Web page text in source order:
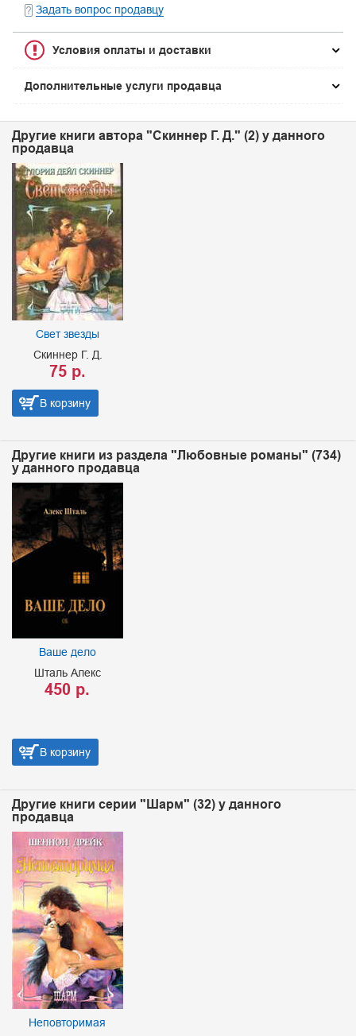
Задать вопрос продавцу
Условия оплаты и доставки
Дополнительные услуги продавца
Другие книги автора "Скиннер Г. Д." (2) у данного
продавца
Свет звезды
Скиннер Г. Д.
75 р.
В корзину
Другие книги из раздела "Любовные романы" (734)
у данного продавца
Ваше дело
Шталь Алекс
450 р.
В корзину
Другие книги серии "Шарм" (32) у данного
продавца
Неповторимая